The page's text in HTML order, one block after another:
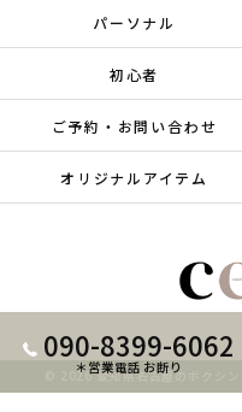
090-8399-6062
＊営業電話 お断り
パーソナル
初心者
ご予約・お問い合わせ
オリジナルアイテム
© 2026 愛知県名古屋のボクシ